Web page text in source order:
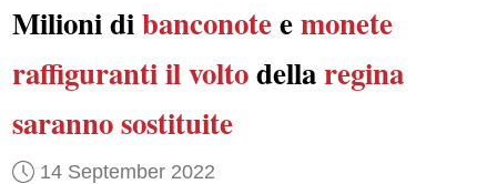
Milioni dibanconoteemonete
raffigurantiil voltodellaregina
saranno sostituite
14 September 2022